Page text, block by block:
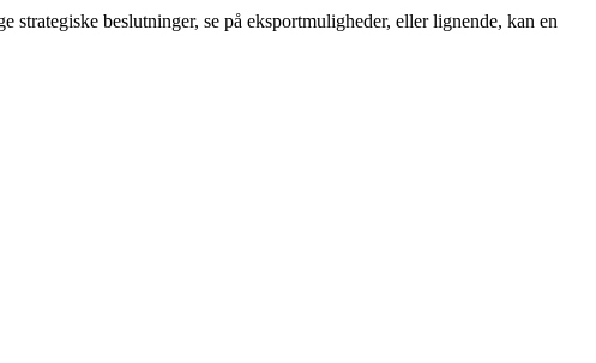
beslutninger, se på eksportmuligheder, eller lignende, kan en